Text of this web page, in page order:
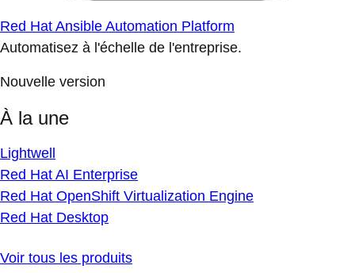
Red Hat Ansible Automation Platform
Automatisez à l'échelle de l'entreprise.
Nouvelle version
À la une
Lightwell
Red Hat AI Enterprise
Red Hat OpenShift Virtualization Engine
Red Hat Desktop
Voir tous les produits